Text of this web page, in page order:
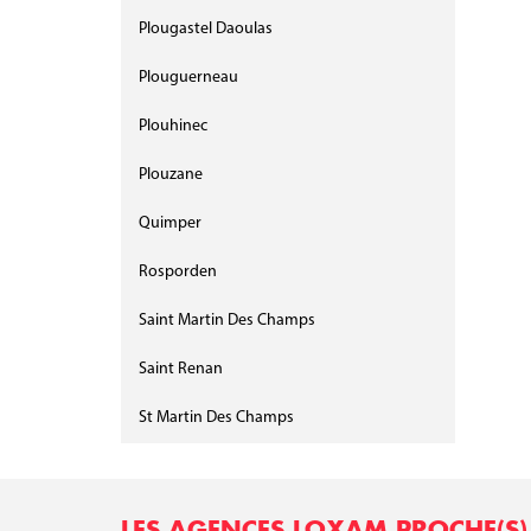
Plougastel Daoulas
Plouguerneau
Plouhinec
Plouzane
Quimper
Rosporden
Saint Martin Des Champs
Saint Renan
St Martin Des Champs